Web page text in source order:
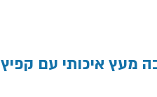
מעץ איכותי עם קפיץ